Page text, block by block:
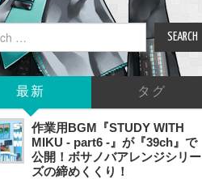
最新 タグ
作業用BGM『STUDY WITH
MIKU - part6 -』が『39ch』で
公開！ボサノバアレンジシリー
ズの締めくくり！